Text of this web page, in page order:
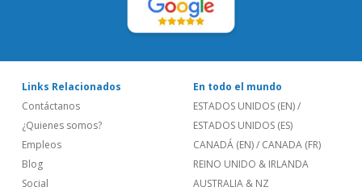
Links Relacionados
Contáctanos
¿Quienes somos?
Empleos
Blog
Social
En todo el mundo
ESTADOS UNIDOS (EN)/
ESTADOS UNIDOS (ES)
CANADÁ (EN)/ CANADA (FR)
REINO UNIDO & IRLANDA
AUSTRALIA & NZ